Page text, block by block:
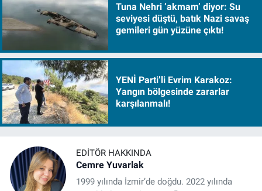
Tuna Nehri ‘akmam’ diyor: Su
seviyesi düştü, batık Nazi savaş
gemileri gün yüzüne çıktı!
YENİ Parti’li Evrim Karakoz:
Yangın bölgesinde zararlar
karşılanmalı!
EDITÖR HAKKINDA
Cemre Yuvarlak
1999 yılında İzmir’de doğdu. 2022 yılında